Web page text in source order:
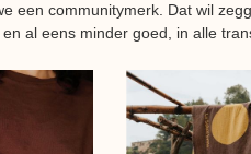
een communitymerk. Dat wil
al eens minder goed, in alle